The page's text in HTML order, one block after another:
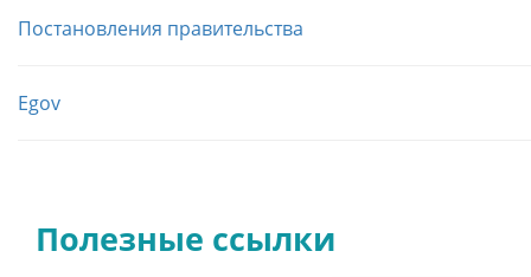
Постановления правительства
Egov
Полезные ссылки